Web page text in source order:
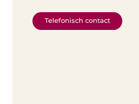
Telefonisch contact